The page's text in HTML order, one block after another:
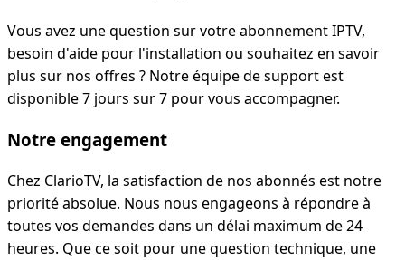
Vous avez une question sur votre abonnement IPTV,
besoin d'aide pour l'installation ou souhaitez en savoir
plus sur nos offres ? Notre équipe de support est
disponible 7 jours sur 7 pour vous accompagner.
Notre engagement
Chez ClarioTV, la satisfaction de nos abonnés est notre
priorité absolue. Nous nous engageons à répondre à
toutes vos demandes dans un délai maximum de 24
heures. Que ce soit pour une question technique, une